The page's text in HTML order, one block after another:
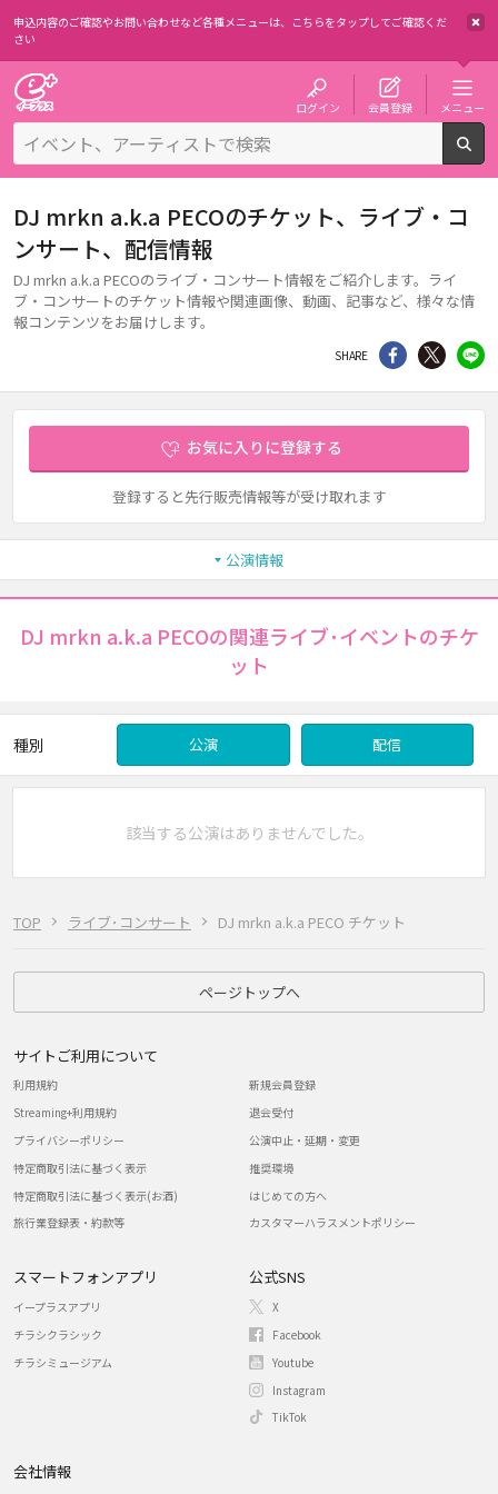
申込内容のご確認やお問い合わせなど各種メニューは、 こちらをタップしてご確認くだ
さい
ログイン 会員登録 メニュー
TOP ライブ･コンサート DJ mrkn a.k.a PECO チケット
DJ mrkn a.k.a PECOのチケット、ライブ・コ
ンサート、配信情報
DJ mrkn a.k.a PECOのライブ・コンサート情報をご紹介します。ライ
ブ・コンサートのチケット情報や関連画像、動画、記事など、様々な情
報コンテンツをお届けします。
SHARE シェア Twitter
お気に入りに登録する
登録すると先行販売情報等が受け取れます
公演情報
DJ mrkn a.k.a PECOの関連ライブ･イベントのチケ
ット
種別 公演 配信
該当する公演はありませんでした。
ページトップへ
サイトご利用について
利用規約
Streaming+利用規約
プライバシーポリシー
特定商取引法に基づく表示
特定商取引法に基づく表示(お酒)
旅行業登録表・約款等
新規会員登録
退会受付
公演中止・延期・変更
推奨環境
はじめての方へ
カスタマーハラスメントポリシー
スマートフォンアプリ
イープラスアプリ
チラシクラシック
チラシミュージアム
公式SNS
X
Facebook
Youtube
Instagram
TikTok
会社情報